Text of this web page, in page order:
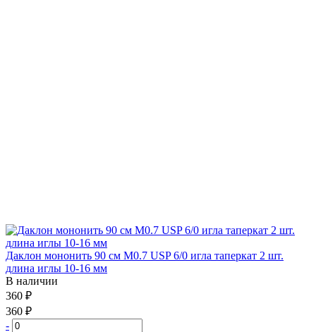
Даклон мононить 90 см М0.7 USP 6/0 игла таперкат 2 шт.
длина иглы 10-16 мм
В наличии
360 ₽
360 ₽
-